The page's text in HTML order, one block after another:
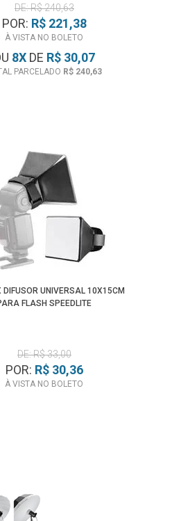
DE: R$ 240,63
POR: R$ 221,38
À VISTA NO BOLETO
8X DE R$ 30,07
PARCELADO R$ 240,63
DIFUSOR UNIVERSAL 10X15CM
FLASH SPEEDLITE
DE: R$ 33,00
POR: R$ 30,36
À VISTA NO BOLETO